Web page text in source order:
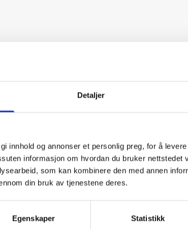
Detaljer
innhold og annonser et personlig preg, for å
informasjon om hvordan du bruker nettstedet
som kan kombinere den med annen
din bruk av tjenestene deres.
Egenskaper Statistikk
en fast
45 år og har
130 år.
som
Hundorp
bygda som har
mindre oppdrag
våre kunder